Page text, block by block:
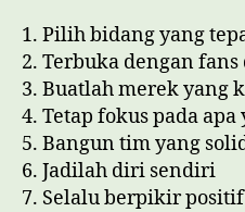
1. Pilih bidang yang
2. Terbuka dengan
3. Buatlah merek yang
4. Tetap fokus pada
5. Bangun tim yang
6. Jadilah diri sendiri
7. Selalu berpikir positif